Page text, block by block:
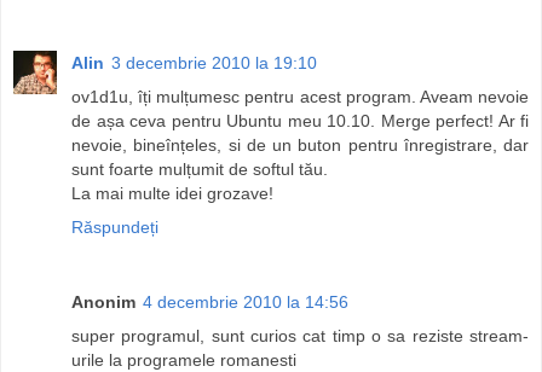
Alin 3 decembrie 2010 la 19:10
ov1d1u, îți mulțumesc pentru acest program. Aveam nevoie
de așa ceva pentru Ubuntu meu 10.10. Merge perfect! Ar fi
nevoie, bineînțeles, si de un buton pentru înregistrare, dar
sunt foarte mulțumit de softul tău.
La mai multe idei grozave!
Răspundeți
Anonim 4 decembrie 2010 la 14:56
super programul, sunt curios cat timp o sa reziste stream-
urile la programele romanesti